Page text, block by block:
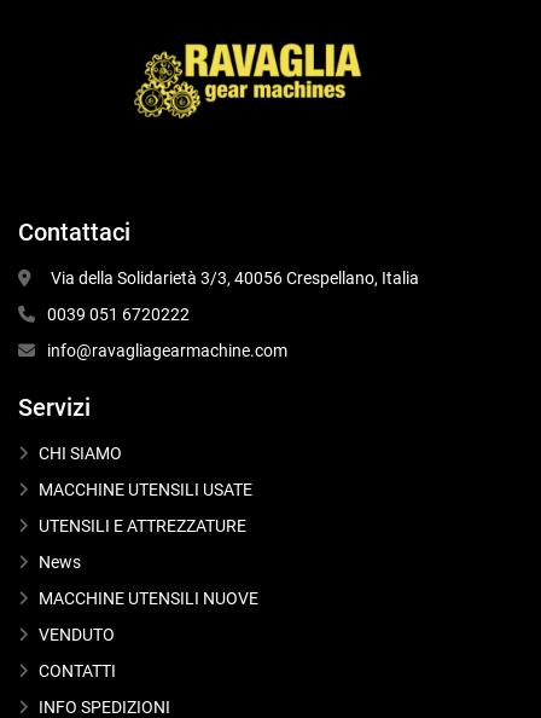
Contattaci
Via della Solidarietà 3/3, 40056 Crespellano, Italia
0039 051 6720222
info@ravagliagearmachine.com
Servizi
CHI SIAMO
MACCHINE UTENSILI USATE
UTENSILI E ATTREZZATURE
News
MACCHINE UTENSILI NUOVE
VENDUTO
CONTATTI
INFO SPEDIZIONI